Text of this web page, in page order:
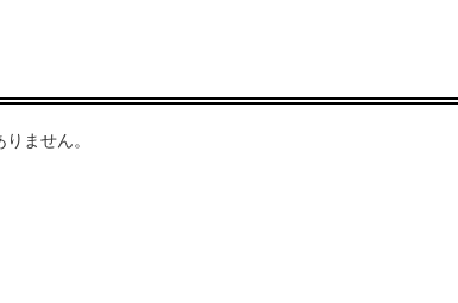
ません。